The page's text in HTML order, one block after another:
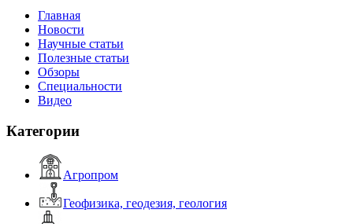
Главная
Новости
Научные статьи
Полезные статьи
Обзоры
Специальности
Видео
Категории
Агропром
Геофизика, геодезия, геология